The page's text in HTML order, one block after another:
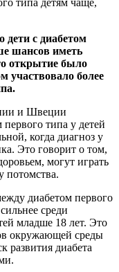
дети с диабетом
шансов иметь
открытие было
участвовало более
и Швеции
типа у детей
когда диагноз у
Это говорит о том,
могут играть
потомства.
диабетом первого
среди
младше 18 лет. Это
окружающей среды
развития диабета